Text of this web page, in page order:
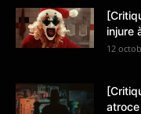
injure
12